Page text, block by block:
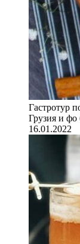
Гастротур
Грузия и фо
16.01.2022